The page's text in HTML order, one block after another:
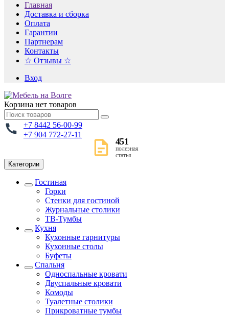
Главная
Доставка и сборка
Оплата
Гарантии
Партнерам
Контакты
☆ Отзывы ☆
Вход
Корзина нет товаров
+7 8442 56-00-99
+7 904 772-27-11
451
полезная
статья
Категории
Гостиная
Горки
Стенки для гостиной
Журнальные столики
TВ-Тумбы
Кухня
Кухонные гарнитуры
Кухонные столы
Буфеты
Спальня
Односпальные кровати
Двуспальные кровати
Комоды
Туалетные столики
Прикроватные тумбы